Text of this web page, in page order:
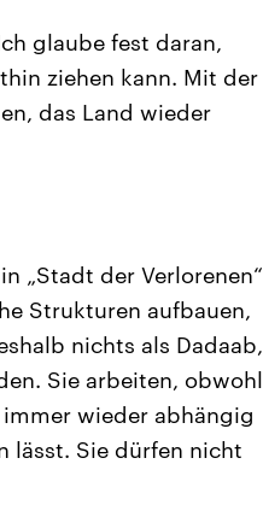
glaube fest daran,
ziehen kann. Mit der
das Land wieder
„Stadt der Verlorenen“
Strukturen aufbauen,
nichts als Dadaab,
Sie arbeiten, obwohl
wieder abhängig
lässt. Sie dürfen nicht